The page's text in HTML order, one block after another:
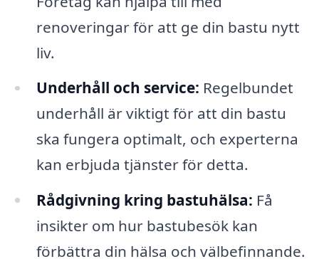
renoveringar för att ge din bastu nytt
liv.
Underhåll och service: Regelbundet
underhåll är viktigt för att din bastu
ska fungera optimalt, och experterna
kan erbjuda tjänster för detta.
Rådgivning kring bastuhälsa: Få
insikter om hur bastubesök kan
förbättra din hälsa och välbefinnande.